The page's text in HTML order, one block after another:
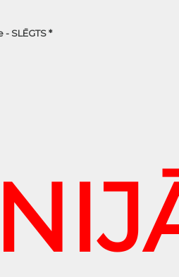
- SLĒGTS *